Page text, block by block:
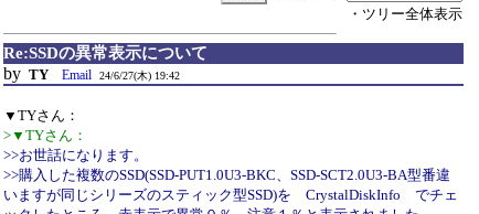
・ツリー全体表示
Re:SSDの異常表示について
by TY Email 24/6/27(木) 19:42
▼TYさん：
>▼TYさん：
>>お世話になります。
>>購入した複数のSSD(SSD-PUT1.0U3-BKC、SSD-SCT2.0U3-BA型番違
いますが同じシリーズのスティック型SSD)を CrystalDiskInfo でチェ